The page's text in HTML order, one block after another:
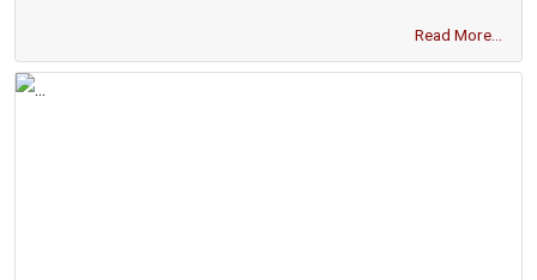
Read More...